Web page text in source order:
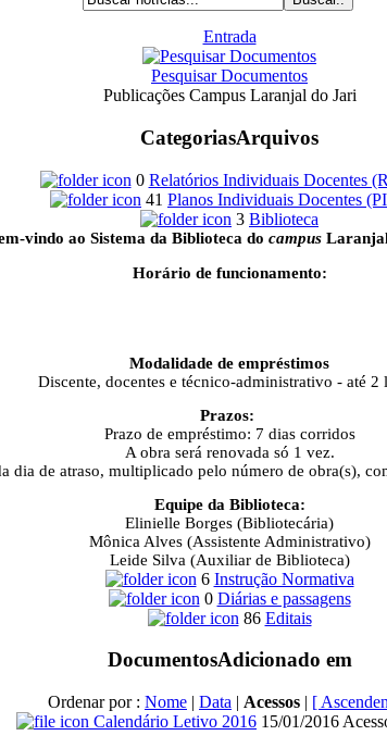
Entrada
Pesquisar Documentos
Publicações Campus Laranjal do Jari
CategoriasArquivos
0 Relatórios Individuais Docentes
41 Planos Individuais Docentes
3 Biblioteca
vindo ao Sistema da Biblioteca do campus
Horário de funcionamento:
Modalidade de empréstimos
Discente, docentes e técnico-administrativo - até 2
Prazos:
Prazo de empréstimo: 7 dias corridos
A obra será renovada só 1 vez.
dia de atraso, multiplicado pelo número de obra(s),
Equipe da Biblioteca:
Elinielle Borges (Bibliotecária)
Mônica Alves (Assistente Administrativo)
Leide Silva (Auxiliar de Biblioteca)
6 Instrução Normativa
0 Diárias e passagens
86 Editais
DocumentosAdicionado em
Ordenar por : Nome | Data | Acessos | [
Calendário Letivo 2016 15/01/2016